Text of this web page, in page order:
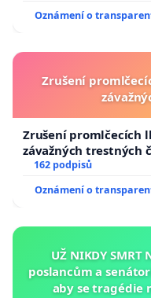
Oznámení o
Zrušení
Zrušení promlčecích
závažných trestných
162 podpisů
Oznámení o
UŽ NIKDY SMRT
poslancům a
aby se tragédie